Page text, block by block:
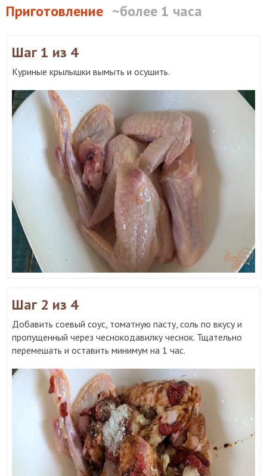
Приготовление ~более 1 часа
Шаг 1 из 4
Куриные крылышки вымыть и осушить.
Шаг 2 из 4
Добавить соевый соус, томатную пасту, соль по вкусу и
пропущенный через чеснокодавилку чеснок. Тщательно
перемешать и оставить минимум на 1 час.